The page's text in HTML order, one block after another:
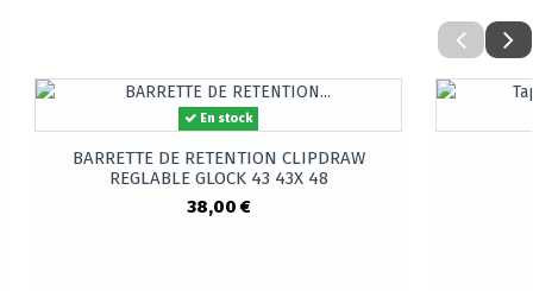
En stock
BARRETTE DE RETENTION CLIPDRAW
REGLABLE GLOCK 43 43X 48
38,00 €